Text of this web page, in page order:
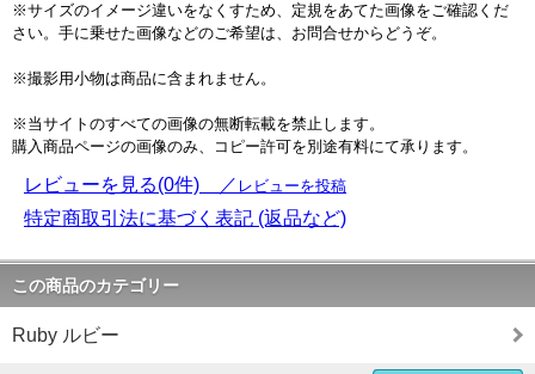
※サイズのイメージ違いをなくすため、定規をあてた画像をご確認くだ
さい。手に乗せた画像などのご希望は、お問合せからどうぞ。
※撮影用小物は商品に含まれません。
※当サイトのすべての画像の無断転載を禁止します。
購入商品ページの画像のみ、コピー許可を別途有料にて承ります。
レビューを見る(0件) ／ レビューを投稿
特定商取引法に基づく表記 (返品など)
この商品のカテゴリー
Ruby ルビー